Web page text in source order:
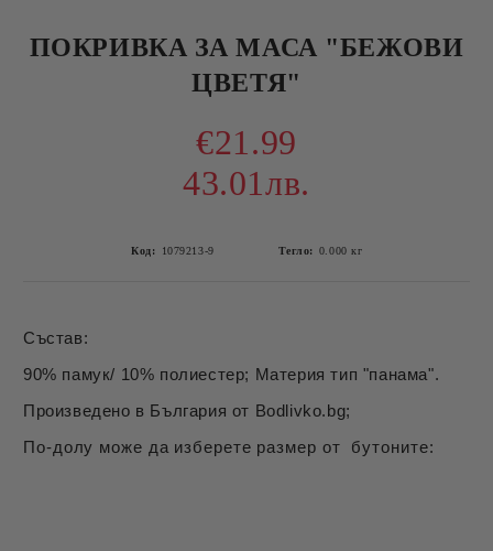
ПОКРИВКА ЗА МАСА "БЕЖОВИ
ЦВЕТЯ"
€21.99
43.01лв.
Код: 1079213-9 Тегло: 0.000 кг
Състав:
90% памук/ 10% полиестер; Материя тип "панама".
Произведено в България от Bodlivko.bg;
По-долу може да изберете размер от бутоните: